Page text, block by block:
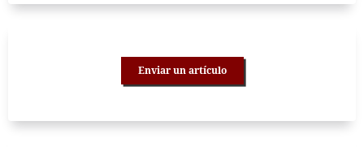
Enviar un artículo